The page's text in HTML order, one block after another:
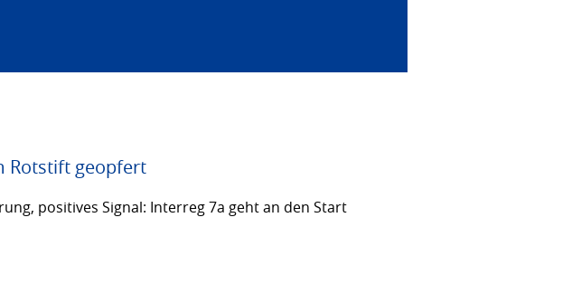
Rotstift geopfert
positives Signal: Interreg 7a geht an den Start